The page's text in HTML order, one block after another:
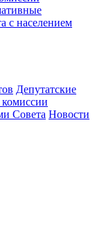
с населением
Депутатские
Совета Новости